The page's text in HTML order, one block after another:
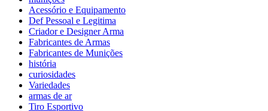
Acessório e Equipamento
Def Pessoal e Legitima
Criador e Designer Arma
Fabricantes de Armas
Fabricantes de Munições
história
curiosidades
Variedades
armas de ar
Tiro Esportivo